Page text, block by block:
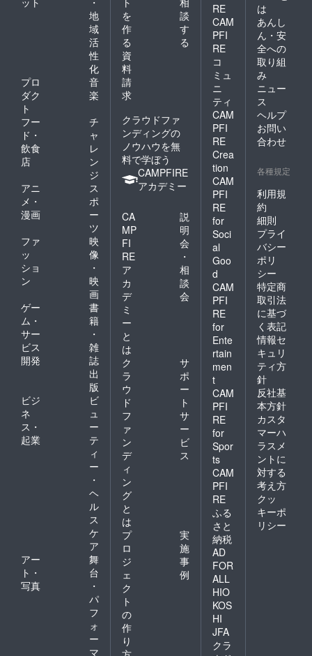
地
域
活
性
化
プロ
ダク
ト
音
楽
フー
ド・
飲食
店
チ
ャ
レ
ン
ジ
アニ
メ・
漫画
ス
ポ
ー
ツ
ファ
ッ
ショ
ン
映
像
・
映
画
ゲー
ム・
サー
ビス
開発
書
籍
・
雑
誌
出
版
ビジ
ネ
ス・
起業
ビ
ュ
ー
テ
ィ
ー
・
ヘ
ル
ス
ケ
ア
アー
ト・
写真
舞
台
・
パ
フ
ォ
ー
マ
を
作
る
談
す
る
資
料
請
求
クラウドファ
ンディングの
ノウハウを無
料で学ぼう
CAMPFIRE
アカデミー
CA
MP
FI
RE
ア
カ
デ
ミ
ー
と
は
説
明
会
・
相
談
会
ク
ラ
ウ
ド
フ
ァ
ン
デ
ィ
ン
グ
と
は
サ
ポ
ー
ト
サ
ー
ビ
ス
プ
ロ
ジ
ェ
ク
ト
の
作
り
実
施
事
例
RE
CAM
PFI
RE
コ
ミュ
ニ
ティ
CAM
PFI
RE
Crea
tion
CAM
PFI
RE
for
Soci
al
Goo
d
CAM
PFI
RE
for
Ente
rtain
men
t
CAM
PFI
RE
for
Spor
ts
CAM
PFI
RE
ふる
さと
納税
AD
FOR
ALL
HIO
KOS
HI
JFA
クラ
は
あんし
ん・安
全への
取り組
み
ニュー
ス
ヘルプ
お問い
合わせ
各種規定
利用規
約
細則
プライ
バシー
ポリ
シー
特定商
取引法
に基づ
く表記
情報セ
キュリ
ティ方
針
反社基
本方針
カスタ
マーハ
ラスメ
ントに
対する
考え方
クッ
キーポ
リシー